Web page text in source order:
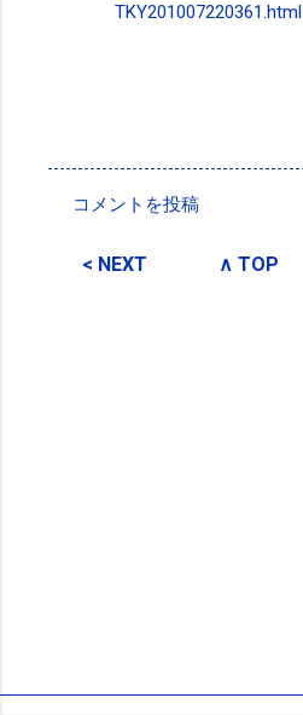
TKY201007220361.html
メ
コメントを投稿
< NEXT ∧ TOP